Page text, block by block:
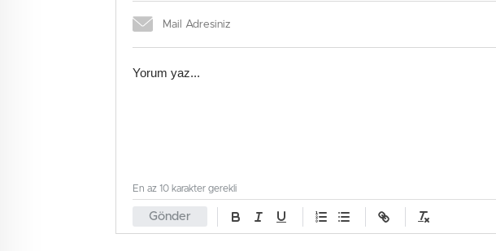
Gönder
En az 10 karakter gerekli